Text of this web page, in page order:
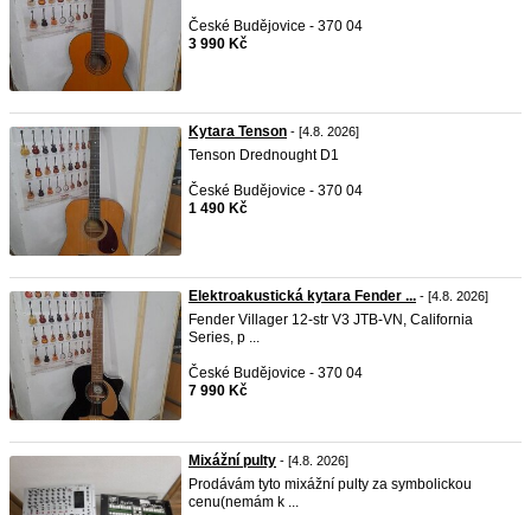
České Budějovice - 370 04
3 990 Kč
Kytara Tenson - [4.8. 2026]
Tenson Drednought D1
České Budějovice - 370 04
1 490 Kč
Elektroakustická kytara Fender ... - [4.8. 2026]
Fender Villager 12-str V3 JTB-VN, California
Series, p ...
České Budějovice - 370 04
7 990 Kč
Mixážní pulty - [4.8. 2026]
Prodávám tyto mixážní pulty za symbolickou
cenu(nemám k ...